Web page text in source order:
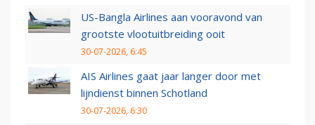
US-Bangla Airlines aan vooravond van
grootste vlootuitbreiding ooit
30-07-2026, 6:45
AIS Airlines gaat jaar langer door met
lijndienst binnen Schotland
30-07-2026, 6:30